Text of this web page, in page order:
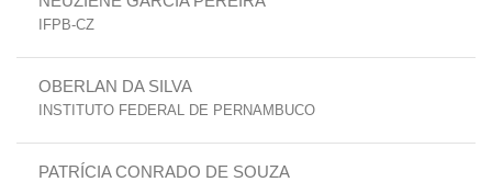
IFPB-CZ
OBERLAN DA SILVA
INSTITUTO FEDERAL DE PERNAMBUCO
PATRÍCIA CONRADO DE SOUZA